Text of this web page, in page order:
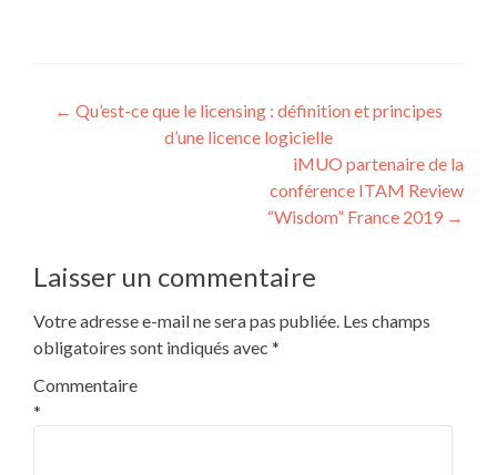
Navigation
← Qu’est-ce que le licensing : définition et principes
d’une licence logicielle
iMUO partenaire de la
conférence ITAM Review
“Wisdom” France 2019 →
Laisser un commentaire
Votre adresse e-mail ne sera pas publiée. Les champs
obligatoires sont indiqués avec *
Commentaire
*